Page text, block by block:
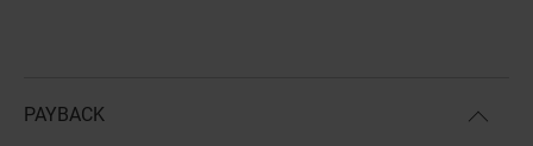
PAYBACK